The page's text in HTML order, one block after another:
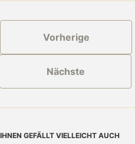
Vorherige
Nächste
IHNEN GEFÄLLT VIELLEICHT AUCH